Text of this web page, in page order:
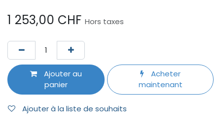
1 253,00 CHF Hors taxes
Ajouter au
panier
Acheter
maintenant
Ajouter à la liste de souhaits